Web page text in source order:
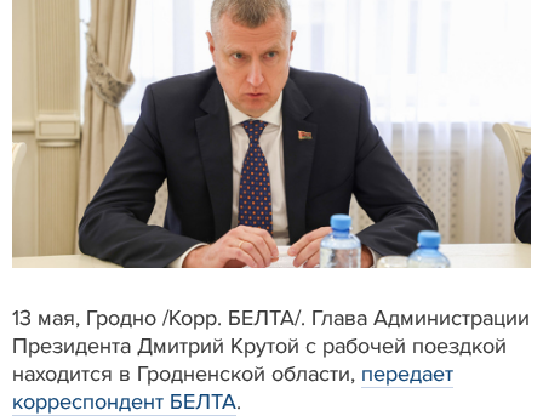
13 мая, Гродно /Корр. БЕЛТА/. Глава Администрации
Президента Дмитрий Крутой с рабочей поездкой
находится в Гродненской области, передает
корреспондент БЕЛТА.